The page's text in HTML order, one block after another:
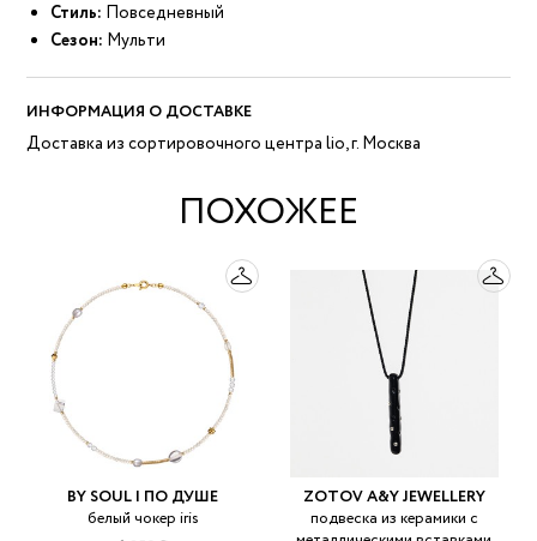
Стиль: Повседневный
Сезон: Мульти
ИНФОРМАЦИЯ О ДОСТАВКЕ
Доставка из сортировочного центра lio, г. Москва
ПОХОЖЕЕ
BY SOUL | ПО ДУШЕ
белый чокер iris
ZOTOV A&Y JEWELLERY
подвеска из керамики с